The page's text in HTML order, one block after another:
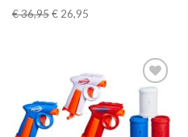
€36,95 €26,95
Toevoegen
verlanglijst